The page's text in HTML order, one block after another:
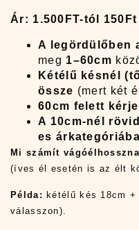
Ár: 1.500FT-tól 150Ft
A legördülőben
meg 1–60cm
Kétélű késnél
össze (mert két
60cm felett
A 10cm-nél
es
Mi számít
(íves él esetén is az élt
Példa: kétélű kés 18cm +
válasszon).